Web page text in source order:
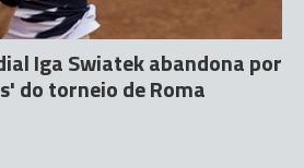
Iga Swiatek abandona por
do torneio de Roma